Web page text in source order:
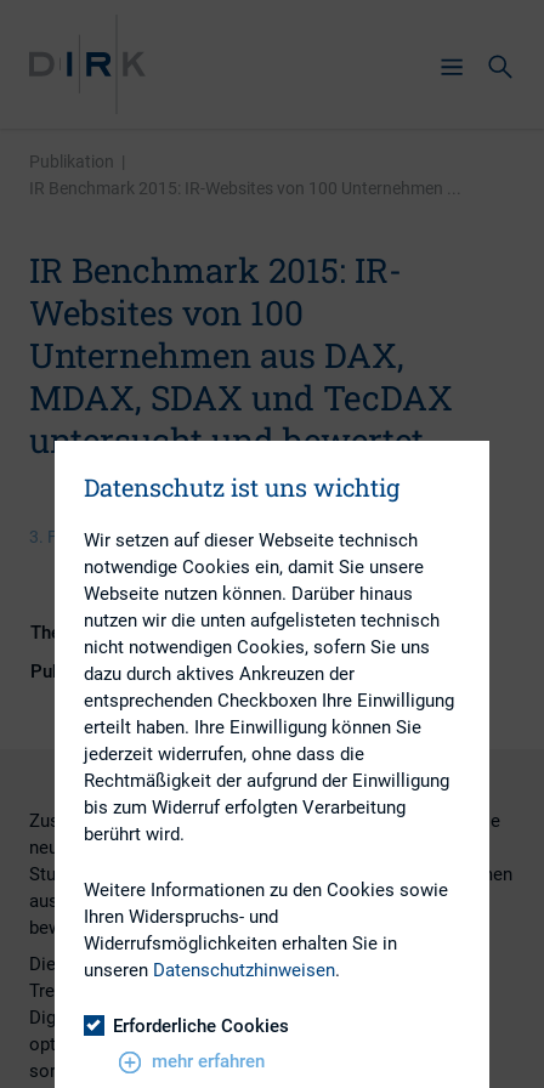
Publikation |
IR Benchmark 2015: IR-Websites von 100 Unternehmen ...
IR Benchmark 2015: IR-
Websites von 100
Unternehmen aus DAX,
MDAX, SDAX und TecDAX
untersucht und bewertet
3. Februar 2015
Themengebiet
Digitalisierung
Publikationsform
Externe Publikationen
Zusammen mit Handelsblatt Online hat Net-Federation die
neue IR Benchmark 2015 veröffentlicht. Im Rahmen der
Studie wurden wieder die IR-Websites von 100 Unternehmen
aus DAX, MDAX, SDAX und TecDAX untersucht und
bewertet.
Die Ergebnisse zeigen, dass viele Unternehmen wichtige
Trends versäumen und noch immer keine ganzheitliche
Digitalisierungsstrategie verfolgen: Nur wenige Firmen
optimieren ihren Content für die Financial Community,
sorgen für eine mobile Darstellung und gehen mit ihren
Datenschutz ist uns wichtig
Wir setzen auf dieser Webseite technisch
notwendige Cookies ein, damit Sie unsere
Webseite nutzen können. Darüber hinaus
nutzen wir die unten aufgelisteten technisch
nicht notwendigen Cookies, sofern Sie uns
dazu durch aktives Ankreuzen der
entsprechenden Checkboxen Ihre Einwilligung
erteilt haben. Ihre Einwilligung können Sie
jederzeit widerrufen, ohne dass die
Rechtmäßigkeit der aufgrund der Einwilligung
bis zum Widerruf erfolgten Verarbeitung
berührt wird.
Weitere Informationen zu den Cookies sowie
Ihren Widerspruchs- und
Widerrufsmöglichkeiten erhalten Sie in
unseren Datenschutzhinweisen.
Erforderliche Cookies
mehr erfahren